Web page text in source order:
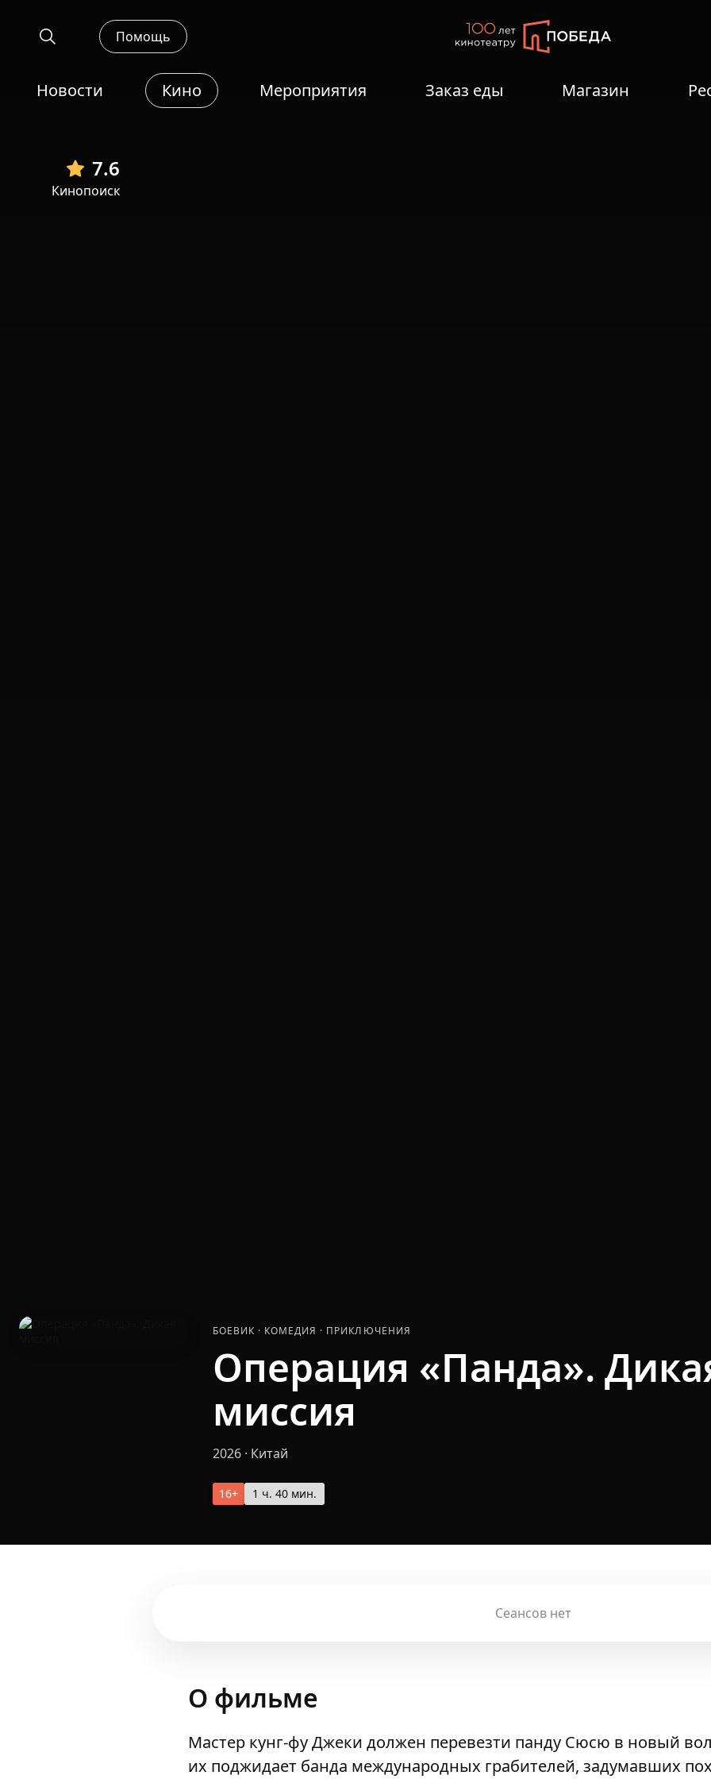
Помощь
Новости Кино Мероприятия Заказ еды Магазин
7.6
Кинопоиск
БОЕВИК · КОМЕДИЯ · ПРИКЛЮЧЕНИЯ
Операция «Панда».
миссия
2026 · Китай
16+ 1 ч. 40 мин.
Сеансов нет
О фильме
Мастер кунг‑фу Джеки должен перевезти панду Сюсю в новый
их поджидает банда международных грабителей, задумавших